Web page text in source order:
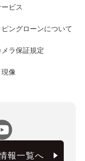
ビス
ピングローンについて
ラ保証規定
像
報一覧へ